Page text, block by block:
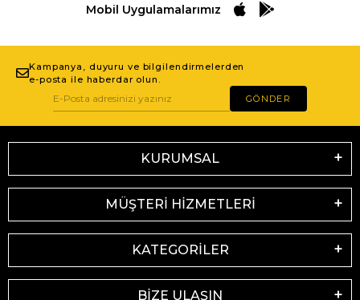
Mobil Uygulamalarımız
Kampanya, duyuru ve bilgilendirmelerden
e-posta ile haberdar olun.
GÖNDER
KURUMSAL
MÜŞTERİ HİZMETLERİ
KATEGORİLER
BİZE ULAŞIN